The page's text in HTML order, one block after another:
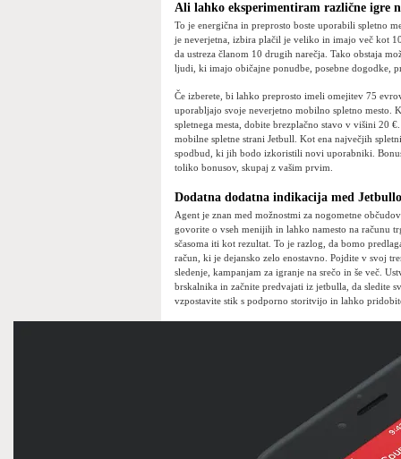
Ali lahko eksperimentiram različne igre
To je energična in preprosto boste uporabili spletno
je neverjetna, izbira plačil je veliko in imajo več kot
da ustreza članom 10 drugih narečja. Tako obstaja
ljudi, ki imajo običajne ponudbe, posebne dogodke,
Če izberete, bi lahko preprosto imeli omejitev 75
uporabljajo svoje neverjetno mobilno spletno mesto.
spletnega mesta, dobite brezplačno stavo v višini 20
mobilne spletne strani Jetbull. Kot ena največjih
spodbud, ki jih bodo izkoristili novi uporabniki.
toliko bonusov, skupaj z vašim prvim.
Dodatna dodatna indikacija med
Agent je znan med možnostmi za nogometne
govorite o vseh menijih in lahko namesto na računu
sčasoma iti kot rezultat. To je razlog, da bomo
račun, ki je dejansko zelo enostavno. Pojdite v svoj
sledenje, kampanjam za igranje na srečo in še več.
brskalnika in začnite predvajati iz jetbulla, da sledite
vzpostavite stik s podporno storitvijo in lahko